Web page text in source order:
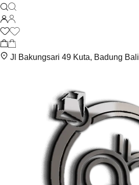
Jl Bakungsari 49 Kuta, Badung Bali